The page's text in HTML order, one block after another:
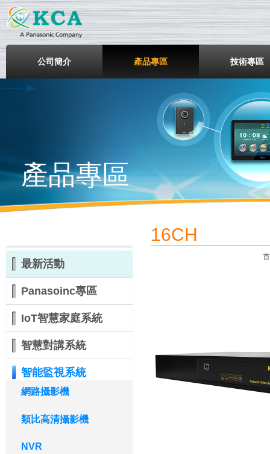
鎧鋒企業股份有限公司
公司簡介 產品專區 技術專區
產品專區
最新活動
Panasoinc專區
IoT智慧家庭系統
智慧對講系統
智能監視系統
網路攝影機
類比高清攝影機
NVR
16CH